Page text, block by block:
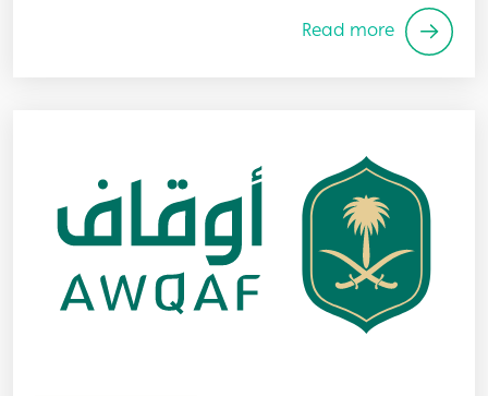
Read more